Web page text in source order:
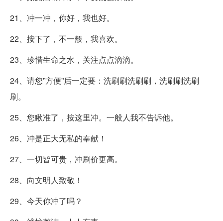
21、冲一冲，你好，我也好。
22、按下了，不一般，我喜欢。
23、珍惜生命之水，关注点点滴滴。
24、请您”方便”后一定要：洗刷刷洗刷刷，洗刷刷洗刷
刷。
25、您瞅准了，按这里冲。一般人我不告诉他。
26、冲是正大无私的奉献！
27、一切皆可贵，冲刷价更高。
28、向文明人致敬！
29、今天你冲了吗？